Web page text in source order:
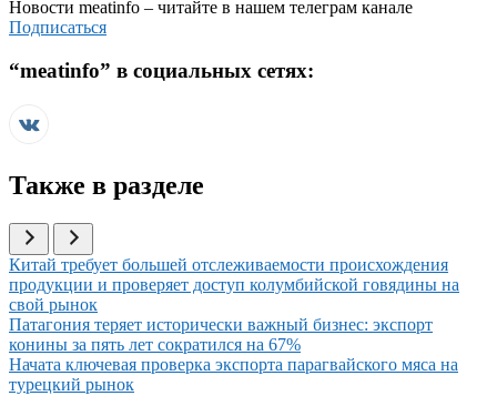
Новости meatinfo – читайте в нашем телеграм канале
Подписаться
“meatinfo” в социальных сетях:
Также в разделе
Иллюстрация новости
Китай требует большей отслеживаемости происхождения
продукции и проверяет доступ колумбийской говядины на
свой рынок
Иллюстрация новости
Патагония теряет исторически важный бизнес: экспорт
конины за пять лет сократился на 67%
Иллюстрация новости
Начата ключевая проверка экспорта парагвайского мяса на
турецкий рынок